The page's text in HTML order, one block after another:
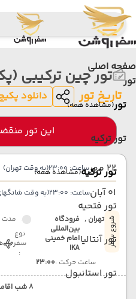
صفحه اصلی
تور
تور(مشاهده همه)
تور ترکیه
تور ترکیه(مشاهده همه)
تور فتحیه
تور آنتالیا
تور استانبول
تور چین ترکیبی
تاریخ تور دانلود
این تور
22 مهر ساعت: 23:00 (به وقت تهران)
01 آبان ساعت: 23:00 (به وقت
شروع سفرتهران , فرودگاه
بین‌المللی
امام خمینی
IKA
ساعت حرکت :23:00
مدت
نوع
سفر
:
8 شب اقامت در پکن